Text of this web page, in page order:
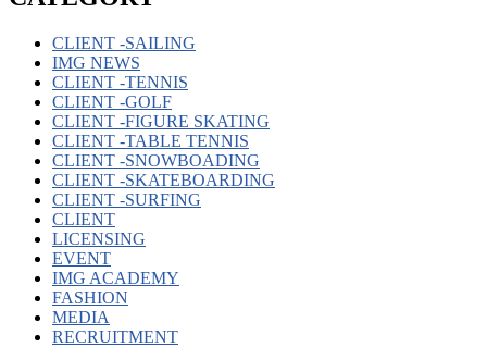
CLIENT -SAILING
IMG NEWS
CLIENT -TENNIS
CLIENT -GOLF
CLIENT -FIGURE SKATING
CLIENT -TABLE TENNIS
CLIENT -SNOWBOADING
CLIENT -SKATEBOARDING
CLIENT -SURFING
CLIENT
LICENSING
EVENT
IMG ACADEMY
FASHION
MEDIA
RECRUITMENT